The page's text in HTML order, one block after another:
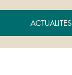
ACTUALITES